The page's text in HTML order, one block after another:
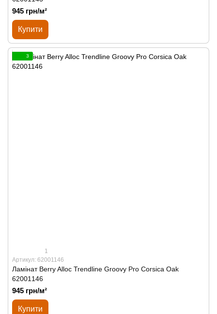
945 грн/м²
Купити
3
1
Артикул: 62001146
Ламінат Berry Alloc Trendline Groovy Pro Corsica Oak
62001146
945 грн/м²
Купити